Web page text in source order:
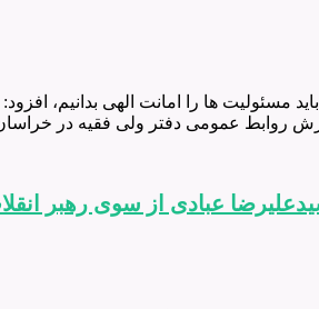
مسئولیت ها را امانت الهی
روابط عمومی دفتر ولی فقیه در
عبادی از سوی رهبر